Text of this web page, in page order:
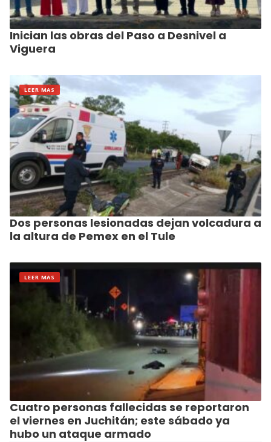
Inician las obras del Paso a Desnivel a
Viguera
LEER MAS
Dos personas lesionadas dejan volcadura a
la altura de Pemex en el Tule
LEER MAS
Cuatro personas fallecidas se reportaron
el viernes en Juchitán; este sábado ya
hubo un ataque armado